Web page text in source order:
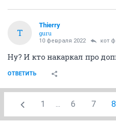
T
Thierry
guru
10 февраля 2022 кот
Ну? И кто накаркал про
ОТВЕТИТЬ
1 ... 6 7 8